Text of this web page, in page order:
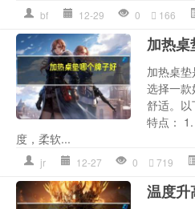
bf 12-29 0 166
加热
加热桌垫
选择一
舒适。
特点：
度，柔软...
jr 12-27 0 719
温度升